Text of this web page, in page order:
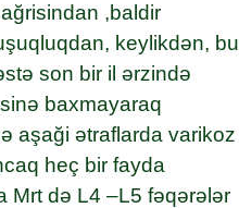
,baldir
keylikdən, bu
son bir il ərzində
baxmayaraq
aşaği ətraflarda varikoz
heç bir fayda
Mrt də L4 –L5 fəqərələr